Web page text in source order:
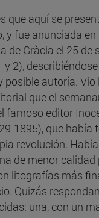
que aquí se
y fue anunciada
de Gràcia el 25 de
2),
posible autoría. Vio
que el
famoso editor
1895), que había
revolución.
de menor
litografías más
Quizás
una, con un